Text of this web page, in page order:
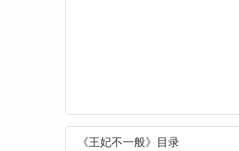
《王妃不一般》目录